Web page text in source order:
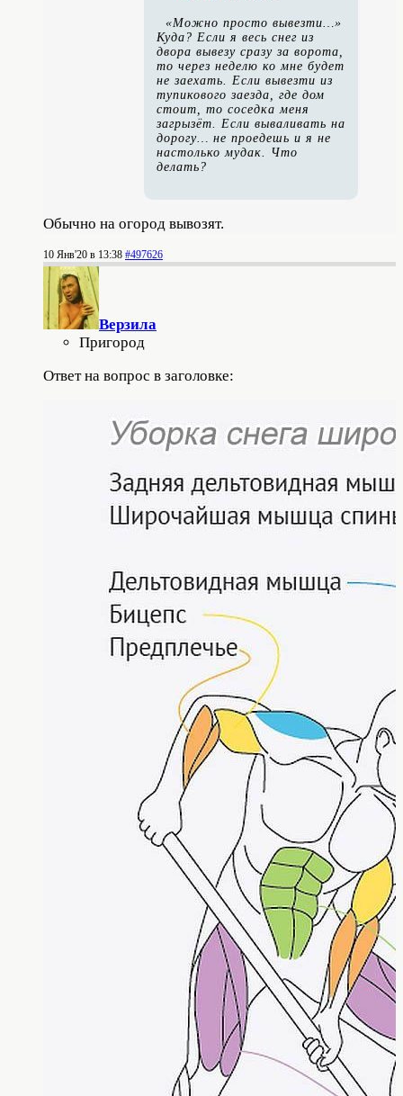
«Можно просто вывезти…»
Куда? Если я весь снег из
двора вывезу сразу за ворота,
то через неделю ко мне будет
не заехать. Если вывезти из
тупикового заезда, где дом
стоит, то соседка меня
загрызёт. Если вываливать на
дорогу… не проедешь и я не
настолько мудак. Что
делать?
Обычно на огород вывозят.
10 Янв'20 в 13:38 #497626
Верзила
Пригород
Ответ на вопрос в заголовке: